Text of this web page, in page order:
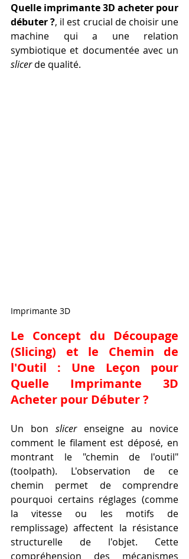
Quelle imprimante 3D acheter pour
débuter ?, il est crucial de choisir une
machine qui a une relation
slicer de qualité.
Imprimante 3D
Le Concept du Découpage
(Slicing) et le Chemin de
l'Outil : Une Leçon pour
Quelle Imprimante 3D
Acheter pour Débuter ?
Un bon slicer enseigne au novice
comment le filament est déposé, en
montrant le "chemin de l'outil"
(toolpath). L'observation de ce
chemin permet de comprendre
pourquoi certains réglages (comme
la vitesse ou les motifs de
remplissage) affectent la résistance
structurelle de l'objet. Cette
compréhension des mécanismes